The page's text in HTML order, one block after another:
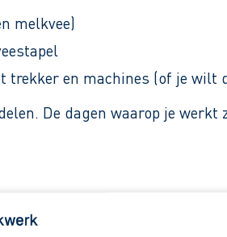
melkvee)
trekker en machines (of je wilt
De dagen waarop je
team